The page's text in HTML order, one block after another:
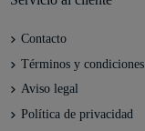
Contacto
Términos y condiciones
Aviso legal
Política de privacidad